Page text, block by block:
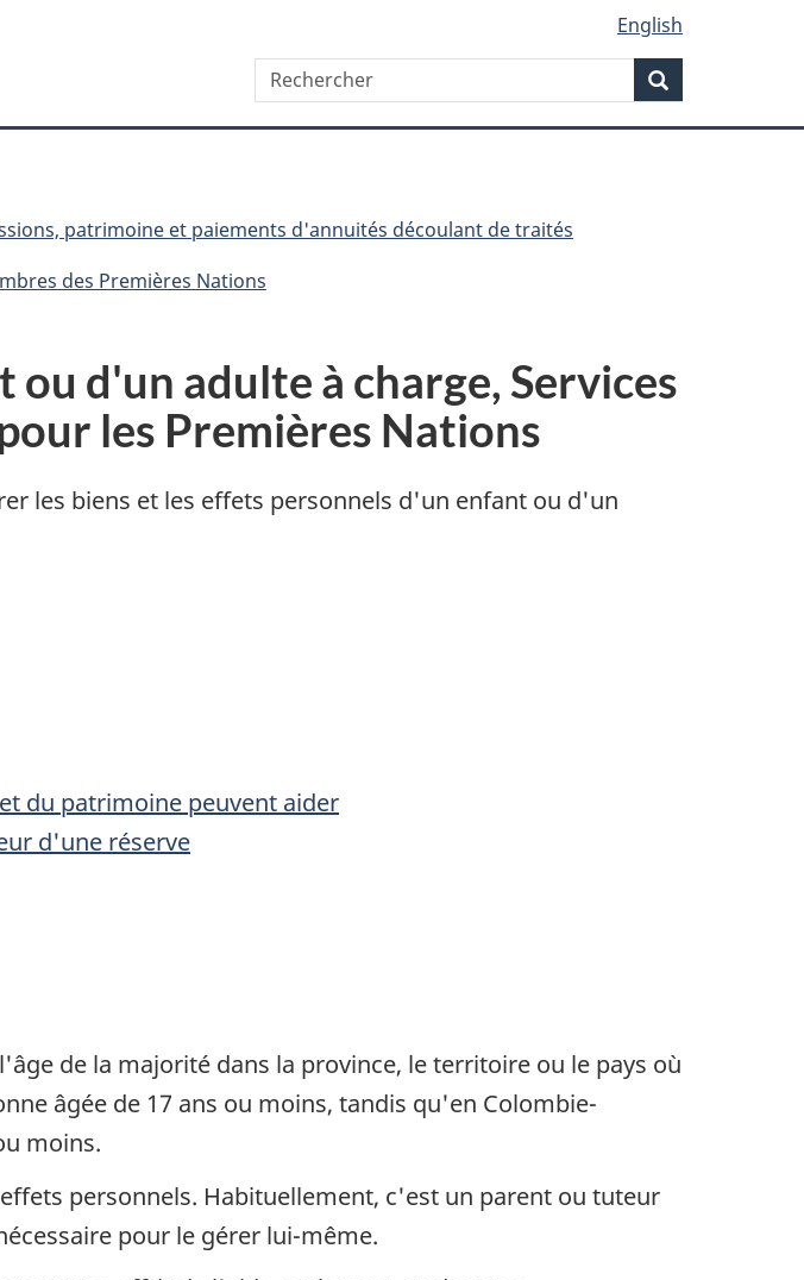
English
Rechercher
Rechercher
patrimoine et paiements d'annuités découlant de traités
des Premières Nations
d'un adulte à charge, Services
les Premières Nations
les biens et les effets personnels d'un enfant ou d'un
du patrimoine peuvent aider
d'une réserve
de la majorité dans la province, le territoire ou le pays où
âgée de 17 ans ou moins, tandis qu'en Colombie-
moins.
personnels. Habituellement, c'est un parent ou tuteur
pour le gérer lui-même.